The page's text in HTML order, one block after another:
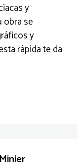
y
obra se
y
rápida te da